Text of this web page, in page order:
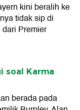
kini beralih ke
tidak sip di
Premier
soal Karma
berada pada